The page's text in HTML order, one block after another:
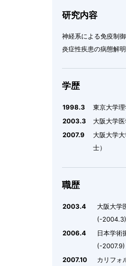
研究内容
神経系による免疫制
炎症性疾患の病態解
学歴
1998.3
東京大学
2003.3
大阪大学
2007.9
大阪大学
士）
職歴
2003.4
大阪大学
(-2004.3)
2006.4
日本学術
(-2007.9)
2007.10
カリフォ